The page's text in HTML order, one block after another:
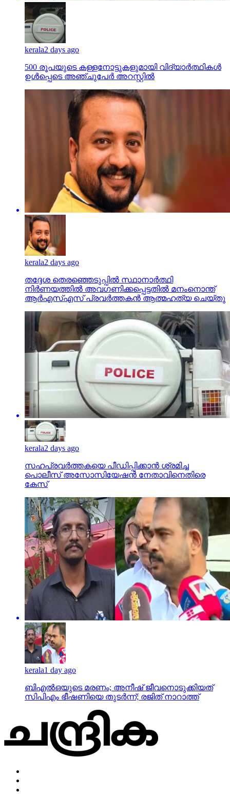
kerala2 days ago
500 രൂപയുടെ കള്ളനോട്ടുകളുമായി വിദ്യാര്‍ത്ഥികള്‍
ഉള്‍പ്പെടെ അഞ്ചുപേര്‍ അറസ്റ്റില്‍
kerala2 days ago
തദ്ദേശ തെരഞ്ഞെടുപ്പില്‍ സ്ഥാനാര്‍ത്ഥി
നിര്‍ണയത്തില്‍ അവഗണിക്കപ്പെട്ടതില്‍ മനംനൊന്ത്
ആര്‍എസ്എസ് പ്രവര്‍ത്തകന്‍ ആത്മഹത്യ ചെയ്തു
kerala2 days ago
സഹപ്രവര്‍ത്തകയെ പീഡിപ്പിക്കാന്‍ ശ്രമിച്ച
പൊലീസ് അസോസിയേഷന്‍ നേതാവിനെതിരെ
കേസ്
kerala1 day ago
ബിഎല്‍ഒയുടെ മരണം; അനീഷ് ജീവനൊടുക്കിയത്
സിപിഎം ഭീഷണിയെ തുടര്‍ന്ന്; രജിത് നാറാത്ത്